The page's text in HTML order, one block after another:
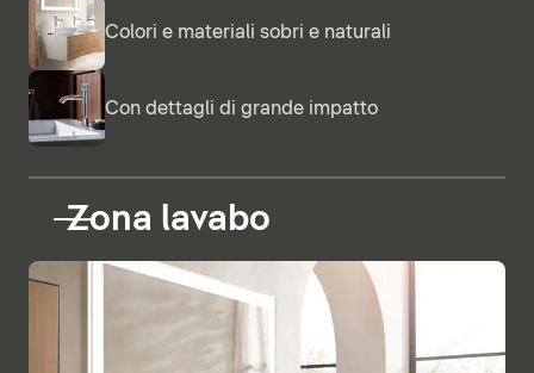
Colori e materiali sobri e naturali
Con dettagli di grande impatto
Zona lavabo